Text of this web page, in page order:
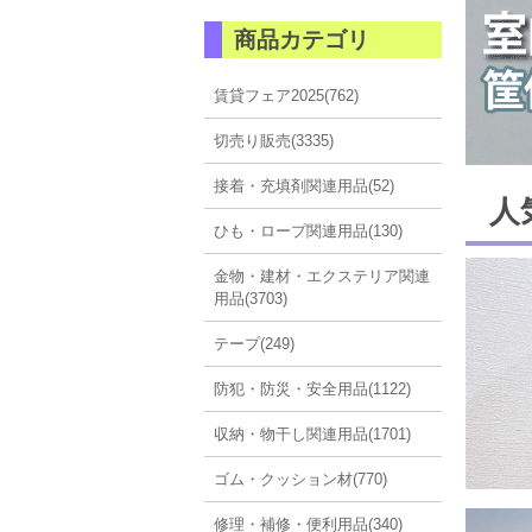
商品カテゴリ
賃貸フェア2025(762)
切売り販売(3335)
接着・充填剤関連用品(52)
ひも・ロープ関連用品(130)
金物・建材・エクステリア関連
用品(3703)
テープ(249)
防犯・防災・安全用品(1122)
収納・物干し関連用品(1701)
ゴム・クッション材(770)
修理・補修・便利用品(340)
人